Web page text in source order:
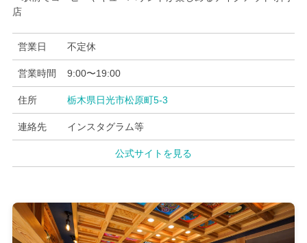
店
営業日 不定休
営業時間 9:00〜19:00
住所 栃木県日光市松原町5-3
連絡先 インスタグラム等
公式サイトを見る